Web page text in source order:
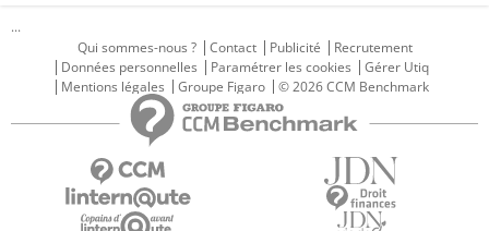
...
Qui sommes-nous ?
Contact Publicité
Recrutement
Données personnelles
Paramétrer les cookies
Gérer Utiq
Mentions légales
Groupe Figaro © 2026 CCM Benchmark